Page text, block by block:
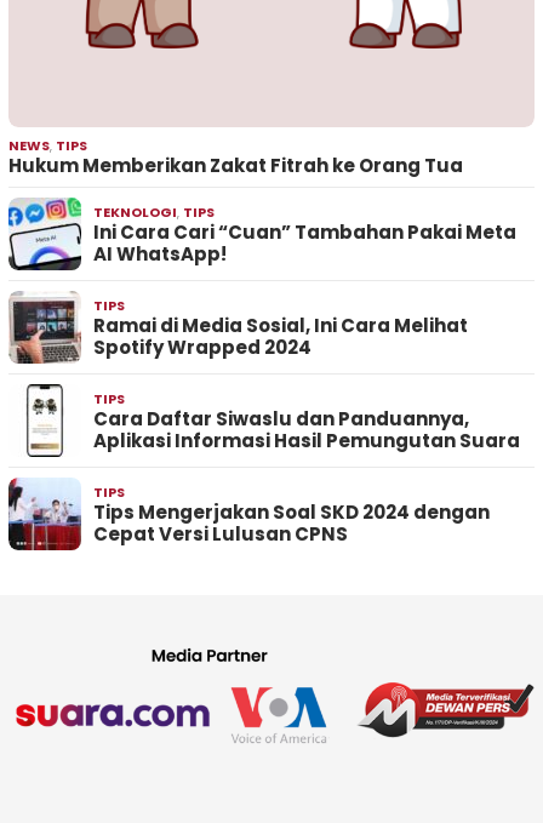
NEWS, TIPS
Hukum Memberikan Zakat Fitrah ke Orang Tua
TEKNOLOGI, TIPS
Ini Cara Cari “Cuan” Tambahan Pakai Meta
AI WhatsApp!
TIPS
Ramai di Media Sosial, Ini Cara Melihat
Spotify Wrapped 2024
TIPS
Cara Daftar Siwaslu dan Panduannya,
Aplikasi Informasi Hasil Pemungutan Suara
TIPS
Tips Mengerjakan Soal SKD 2024 dengan
Cepat Versi Lulusan CPNS